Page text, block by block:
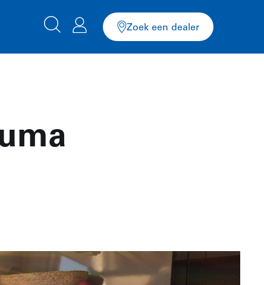
Zoek een dealer